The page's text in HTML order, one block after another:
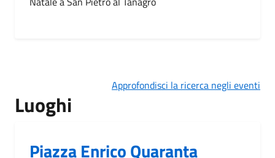
Approfondisci la ricerca negli eventi
Luoghi
Piazza Enrico Quaranta